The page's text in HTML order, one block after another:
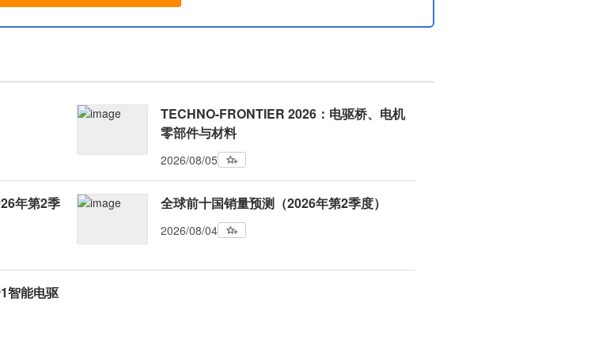
TECHNO-FRONTIER 2026：电驱桥、电机
零部件与材料
2026/08/05
年第2季
全球前十国销量预测（2026年第2季度）
2026/08/04
智能电驱